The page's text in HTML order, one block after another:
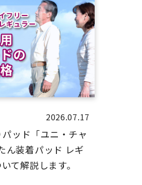
2026.07.17
ッド「ユニ・チャ
ん装着パッド レギ
て解説します。